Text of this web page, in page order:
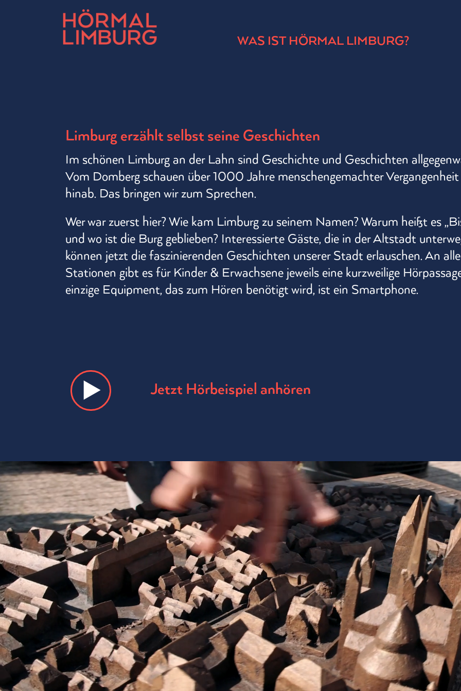
WAS IST HÖRMAL LIMBURG?
Limburg erzählt selbst seine Geschichten
Im schönen Limburg an der Lahn sind Geschichte und Geschichten
Vom Domberg schauen über 1000 Jahre menschengemachter
hinab. Das bringen wir zum Sprechen.
Wer war zuerst hier? Wie kam Limburg zu seinem Namen? Warum heißt es
und wo ist die Burg geblieben? Interessierte Gäste, die in der Altstadt
können jetzt die faszinierenden Geschichten unserer Stadt erlauschen. An
Stationen gibt es für Kinder & Erwachsene jeweils eine kurzweilige
einzige Equipment, das zum Hören benötigt wird, ist ein Smartphone.
Jetzt Hörbeispiel anhören